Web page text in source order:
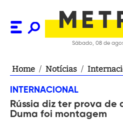
Sábado, 08 de
Home / Notícias /
INTERNACIONAL
Rússia diz ter prova de
Duma foi montagem